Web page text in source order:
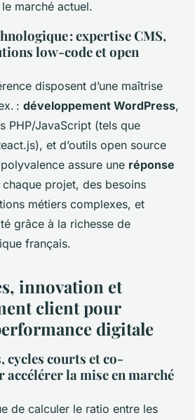
marché actuel.
: expertise CMS,
low-code et open
disposent d’une maîtrise
: développement WordPress,
PHP/JavaScript (tels que
et d’outils open source
assure une réponse
chaque projet, des besoins
métiers complexes, et
grâce à la richesse de
français.
innovation et
client pour
digitale
cycles courts et co-
la mise en marché
de calculer le ratio entre les